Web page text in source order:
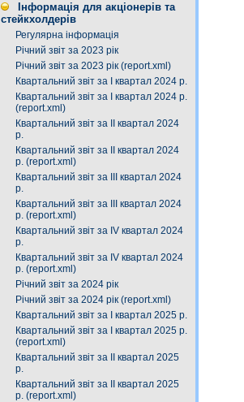
Інформація для акціонерів та
стейкхолдерів
Регулярна інформація
Річний звіт за 2023 рік
Річний звіт за 2023 рік (report.xml)
Квартальний звіт за І квартал 2024 р.
Квартальний звіт за І квартал 2024 р.
(report.xml)
Квартальний звіт за ІІ квартал 2024
р.
Квартальний звіт за ІІ квартал 2024
р. (report.xml)
Квартальний звіт за IІІ квартал 2024
р.
Квартальний звіт за ІIІ квартал 2024
р. (report.xml)
Квартальний звіт за IV квартал 2024
р.
Квартальний звіт за ІV квартал 2024
р. (report.xml)
Річний звіт за 2024 рік
Річний звіт за 2024 рік (report.xml)
Квартальний звіт за І квартал 2025 р.
Квартальний звіт за І квартал 2025 р.
(report.xml)
Квартальний звіт за ІІ квартал 2025
р.
Квартальний звіт за ІІ квартал 2025
р. (report.xml)